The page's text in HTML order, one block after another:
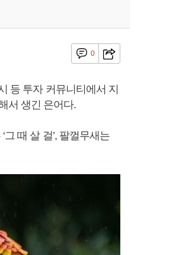
0
등 투자 커뮤니티에서 지
서 생긴 은어다.
그 때 살 걸’, 팔껄무새는